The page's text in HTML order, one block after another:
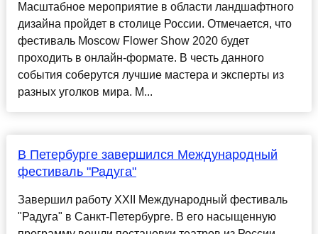
Масштабное мероприятие в области ландшафтного
дизайна пройдет в столице России. Отмечается, что
фестиваль Moscow Flower Show 2020 будет
проходить в онлайн-формате. В честь данного
события соберутся лучшие мастера и эксперты из
разных уголков мира. М...
В Петербурге завершился Международный
фестиваль "Радуга"
Завершил работу XXII Международный фестиваль
"Радуга" в Санкт-Петербурге. В его насыщенную